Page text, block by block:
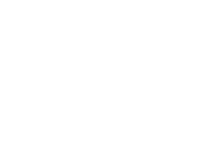
Большая
Укрепление